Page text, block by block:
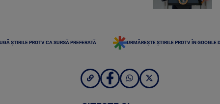
ȘTIRILE PROTV CA SURSĂ PREFERATĂ URMĂREȘTE ȘTIRILE PROTV ÎN GOOGLE